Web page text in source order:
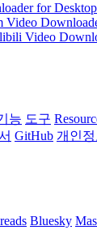
for Desktop
Video
Video
능 도구
GitHub 개인
Bluesky